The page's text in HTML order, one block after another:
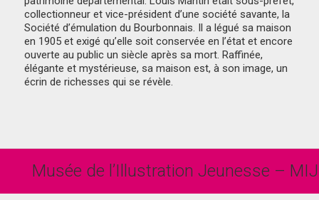
collectionneur et vice-président d’une société savante, la
Société d’émulation du Bourbonnais. Il a légué sa maison
en 1905 et exigé qu’elle soit conservée en l’état et encore
ouverte au public un siècle après sa mort. Raffinée,
élégante et mystérieuse, sa maison est, à son image, un
écrin de richesses qui se révèle.
Musée de l’Illustration Jeunesse – MIJ